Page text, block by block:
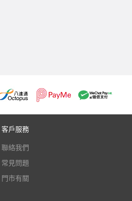
客戶服務
聯絡我們
常見問題
門市有關